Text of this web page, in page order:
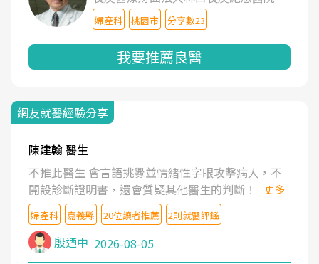
婦產科 桃園市 分享數23
我要推薦良醫
網友就醫經驗分享
陳建翰 醫生
不推此醫生 會言語挑釁並情緒性字眼攻擊病人，不
開設診斷證明書，還會質疑其他醫生的判斷！
更多
婦產科 嘉義縣 20位讀者推薦 2則就醫評鑑
殷迺中 2026-08-05